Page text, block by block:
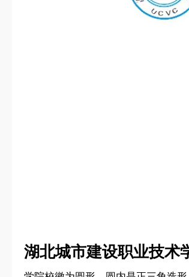
湖北城市建设职业技术